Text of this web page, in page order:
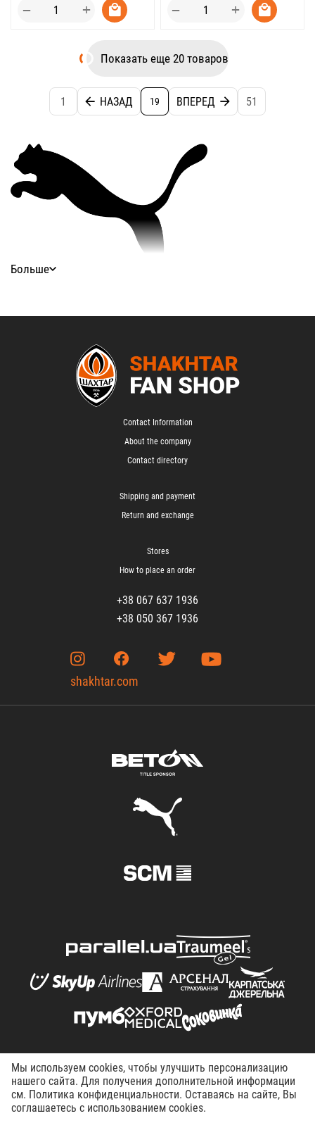
Больше
+
− +
−
Показать еще 20 товаров
1 НАЗАД 19 ВПЕРЕД 51
Contact Information
About the company
Contact directory
Shipping and payment
Return and exchange
Stores
How to place an order
+38 067 637 1936
+38 050 367 1936
shakhtar.com
© FC Shakhtar Donetsk, 1998–2026. All right reserved.
Terms of Use Privacy policy Working at the club
Мы используем cookies, чтобы улучшить персонализацию
нашего сайта. Для получения дополнительной информации
см. Политика конфиденциальности. Оставаясь на сайте, Вы
соглашаетесь с использованием cookies.